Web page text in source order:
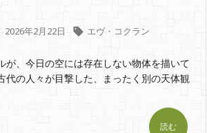
2026年2月22日  エヴ・コクラン
が、今日の空には存在しない物体を描いて
代の人々が目撃した、まったく別の天体観
読む